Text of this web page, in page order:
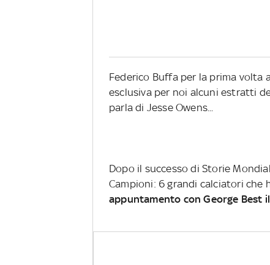
Federico Buffa per la prima volta
esclusiva per noi alcuni estratti
parla di Jesse Owens...
Dopo il successo di Storie
Campioni: 6 grandi calciatori che
appuntamento con George Best